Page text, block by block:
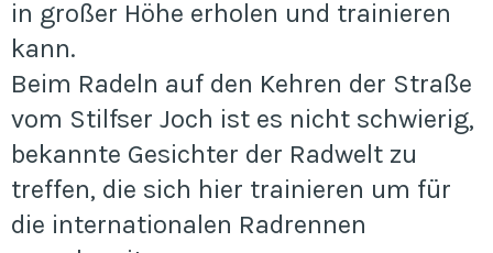
in großer Höhe erholen und trainieren
kann.
Beim Radeln auf den Kehren der Straße
vom Stilfser Joch ist es nicht schwierig,
bekannte Gesichter der Radwelt zu
treffen, die sich hier trainieren um für
die internationalen Radrennen